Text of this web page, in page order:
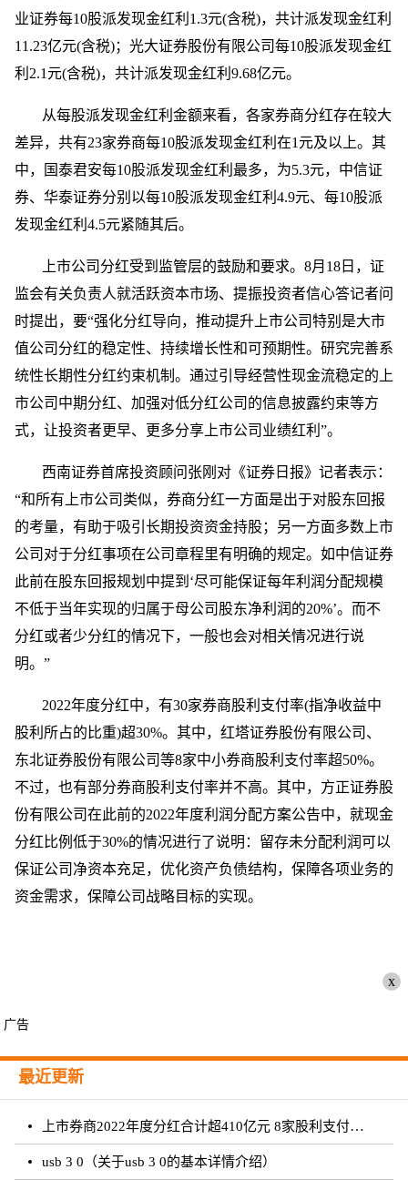
业证券每10股派发现金红利1.3元(含税)，共计派发现金红利
11.23亿元(含税)；光大证券股份有限公司每10股派发现金红
利2.1元(含税)，共计派发现金红利9.68亿元。
从每股派发现金红利金额来看，各家券商分红存在较大
差异，共有23家券商每10股派发现金红利在1元及以上。其
中，国泰君安每10股派发现金红利最多，为5.3元，中信证
券、华泰证券分别以每10股派发现金红利4.9元、每10股派
发现金红利4.5元紧随其后。
上市公司分红受到监管层的鼓励和要求。8月18日，证
监会有关负责人就活跃资本市场、提振投资者信心答记者问
时提出，要“强化分红导向，推动提升上市公司特别是大市
值公司分红的稳定性、持续增长性和可预期性。研究完善系
统性长期性分红约束机制。通过引导经营性现金流稳定的上
市公司中期分红、加强对低分红公司的信息披露约束等方
式，让投资者更早、更多分享上市公司业绩红利”。
西南证券首席投资顾问张刚对《证券日报》记者表示：
“和所有上市公司类似，券商分红一方面是出于对股东回报
的考量，有助于吸引长期投资资金持股；另一方面多数上市
公司对于分红事项在公司章程里有明确的规定。如中信证券
此前在股东回报规划中提到‘尽可能保证每年利润分配规模
不低于当年实现的归属于母公司股东净利润的20%’。而不
分红或者少分红的情况下，一般也会对相关情况进行说
明。”
2022年度分红中，有30家券商股利支付率(指净收益中
股利所占的比重)超30%。其中，红塔证券股份有限公司、
东北证券股份有限公司等8家中小券商股利支付率超50%。
不过，也有部分券商股利支付率并不高。其中，方正证券股
份有限公司在此前的2022年度利润分配方案公告中，就现金
分红比例低于30%的情况进行了说明：留存未分配利润可以
保证公司净资本充足，优化资产负债结构，保障各项业务的
资金需求，保障公司战略目标的实现。
x
广告
最近更新
上市券商2022年度分红合计超410亿元 8家股利支付率超50%
usb 3 0（关于usb 3 0的基本详情介绍）